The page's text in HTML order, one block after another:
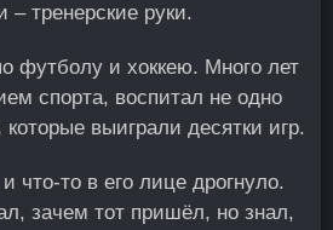
тренерские руки.
футболу и хоккею. Много лет
спорта, воспитал не одно
выиграли десятки игр.
что-то в его лице дрогнуло.
зачем тот пришёл, но знал,